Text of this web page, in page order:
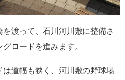
渡って、石川河川敷に整備さ
ロードを進みます。
道幅も狭く、河川敷の野球場